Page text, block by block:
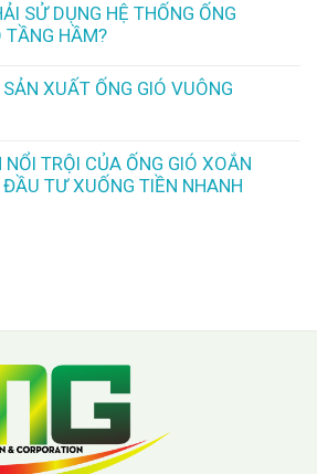
SỬ DỤNG HỆ THỐNG ỐNG
TẦNG HẦM?
XUẤT ỐNG GIÓ VUÔNG
TRỘI CỦA ỐNG GIÓ XOẮN
ĐẦU TƯ XUỐNG TIỀN NHANH